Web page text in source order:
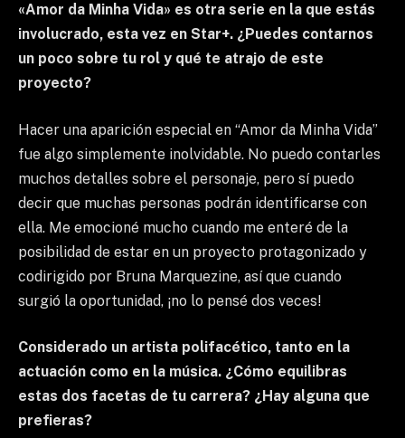
«Amor da Minha Vida» es otra serie en la que estás
involucrado, esta vez en Star+. ¿Puedes contarnos
un poco sobre tu rol y qué te atrajo de este
proyecto?
Hacer una aparición especial en “Amor da Minha Vida”
fue algo simplemente inolvidable. No puedo contarles
muchos detalles sobre el personaje, pero sí puedo
decir que muchas personas podrán identificarse con
ella. Me emocioné mucho cuando me enteré de la
posibilidad de estar en un proyecto protagonizado y
codirigido por Bruna Marquezine, así que cuando
surgió la oportunidad, ¡no lo pensé dos veces!
Considerado un artista polifacético, tanto en la
actuación como en la música. ¿Cómo equilibras
estas dos facetas de tu carrera? ¿Hay alguna que
prefieras?